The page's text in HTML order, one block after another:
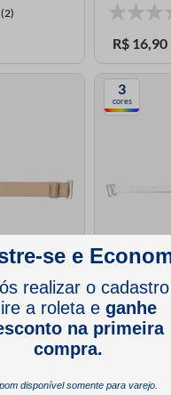
(2)
R$ 16,90
para
com 6un
3
cores
Alca
Sutia Marak